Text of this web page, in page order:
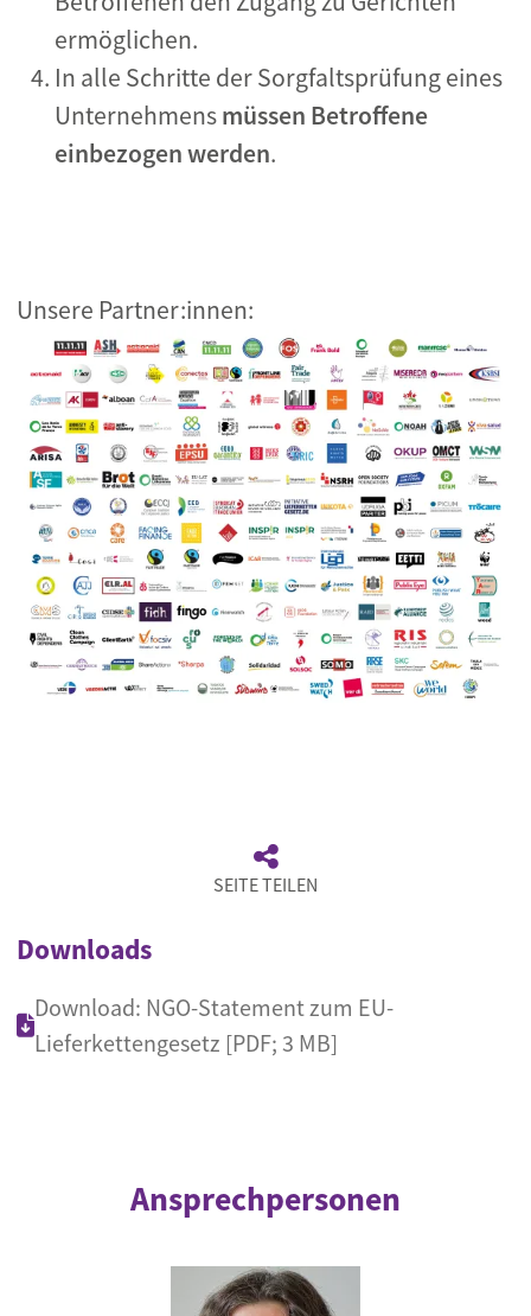
ermöglichen.
In alle Schritte der Sorgfaltsprüfung eines
Unternehmensmüssen Betroffene
einbezogen werden.
Unsere Partner:innen:
SEITE TEILEN
Downloads
Download: NGO-Statement zum EU-
Lieferkettengesetz [PDF; 3 MB]
Ansprechpersonen